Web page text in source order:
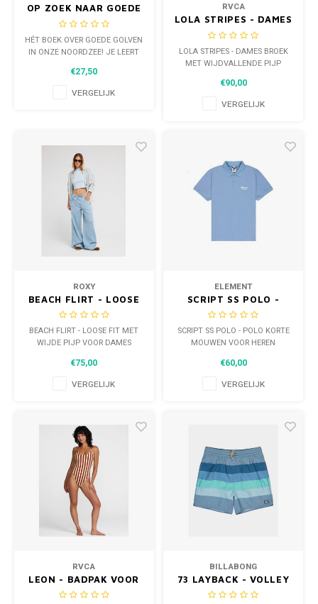
OP ZOEK NAAR GOEDE
GOLVEN.
HÉT BOEK OVER GOEDE GOLVEN
IN ONZE NOORDZEE! JE LEERT
VOORSPELLEN IN NEDERLAND
EN BELGIË. GESCHREVEN DOOR
€27,50
VERGELIJK
RVCA
LOLA STRIPES - DAMES
BROEK MET
WIJDVALLENDE PIJP
LOLA STRIPES - DAMES BROEK
MET WIJDVALLENDE PIJP
€90,00
VERGELIJK
ROXY
BEACH FLIRT - LOOSE
FIT MET WIJDE PIJP
VOOR DAMES
BEACH FLIRT - LOOSE FIT MET
WIJDE PIJP VOOR DAMES
€75,00
VERGELIJK
ELEMENT
SCRIPT SS POLO -
POLO KORTE MOUWEN
VOOR HEREN
SCRIPT SS POLO - POLO KORTE
MOUWEN VOOR HEREN
€60,00
VERGELIJK
RVCA
LEON - BADPAK VOOR
DAMES
BILLABONG
73 LAYBACK - VOLLEY
VOOR JONGENS 8-14